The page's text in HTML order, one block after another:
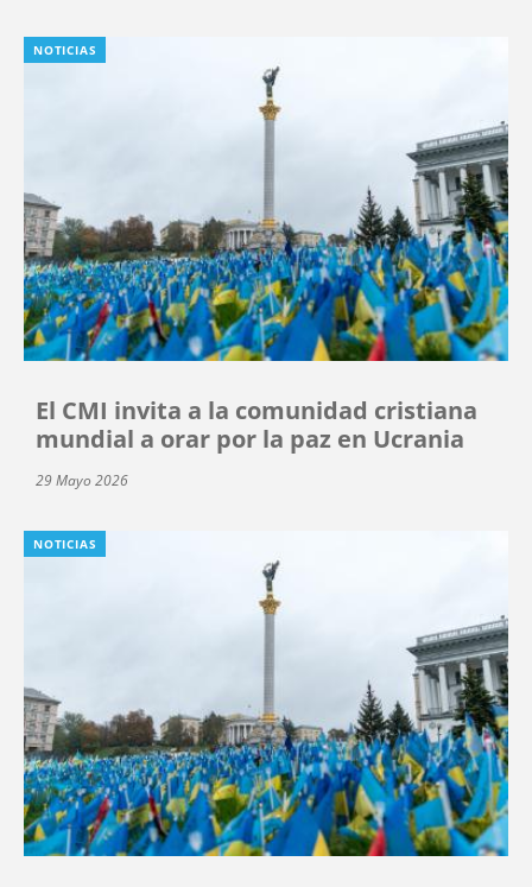
NOTICIAS
El CMI invita a la comunidad cristiana
mundial a orar por la paz en Ucrania
29 Mayo 2026
NOTICIAS